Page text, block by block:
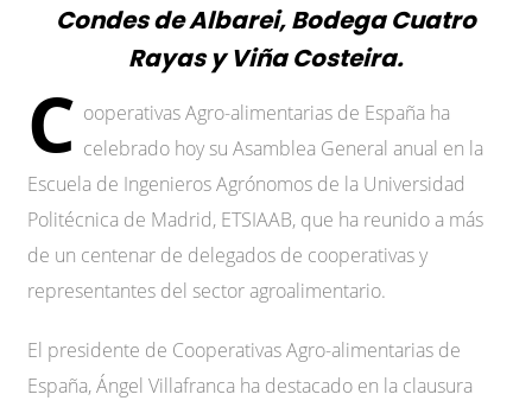
Condes de Albarei, Bodega Cuatro
Rayas y Viña Costeira.
C ooperativas Agro-alimentarias de España ha
celebrado hoy su Asamblea General anual en la
Escuela de Ingenieros Agrónomos de la Universidad
Politécnica de Madrid, ETSIAAB, que ha reunido a más
de un centenar de delegados de cooperativas y
representantes del sector agroalimentario.
El presidente de Cooperativas Agro-alimentarias de
España, Ángel Villafranca ha destacado en la clausura